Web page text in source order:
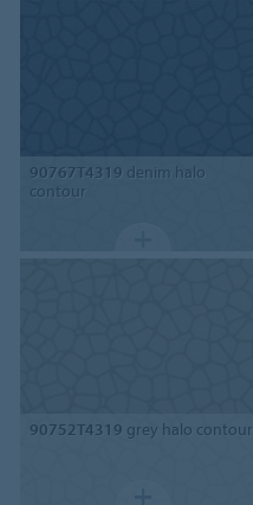
90767T4319 denim halo
contour
90752T4319 grey halo contour